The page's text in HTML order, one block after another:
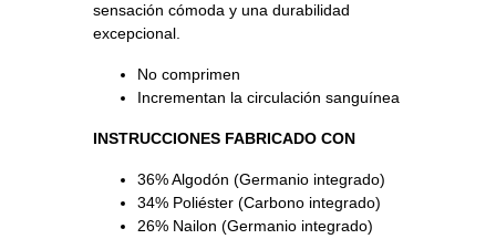
sensación cómoda y una durabilidad
excepcional.
No comprimen
Incrementan la circulación sanguínea
INSTRUCCIONES FABRICADO CON
36% Algodón (Germanio integrado)
34% Poliéster (Carbono integrado)
26% Nailon (Germanio integrado)